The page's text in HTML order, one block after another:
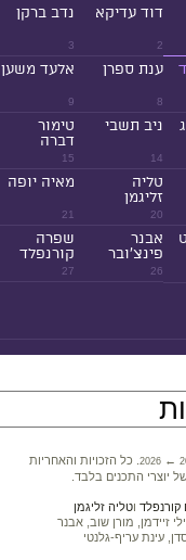
2
דוד עדיקא
3
נדב ברקן
8
ענת ספרן
9
אלעד משען
14
ניב תשבי
15
טימור
דברה
20
טליה
זליגמן
21
מאיה יופה
26
אבנר
פינצ'ובר
27
שפרה
קורנפלד
2026 ←
. כל הזכויות והאחריות
יוצרי התכנים בלבד.
וטליה זליגמן
זיידמן, מורן שוב, אבנר
עינת עריף-גלנטי